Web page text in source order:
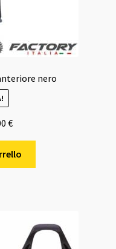
nero
€Il
attuale
è: